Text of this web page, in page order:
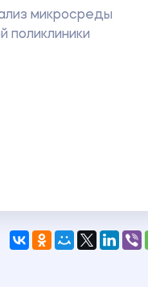
микросреды
поликлиники